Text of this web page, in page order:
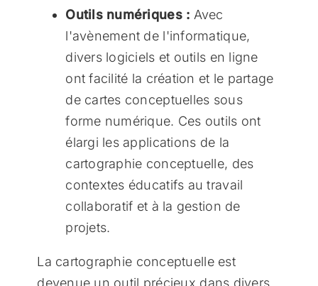
Outils numériques : Avec
l'avènement de l'informatique,
divers logiciels et outils en ligne
ont facilité la création et le partage
de cartes conceptuelles sous
forme numérique. Ces outils ont
élargi les applications de la
cartographie conceptuelle, des
contextes éducatifs au travail
collaboratif et à la gestion de
projets.
La cartographie conceptuelle est
devenue un outil précieux dans divers